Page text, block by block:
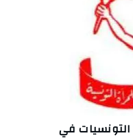
التونسيات في